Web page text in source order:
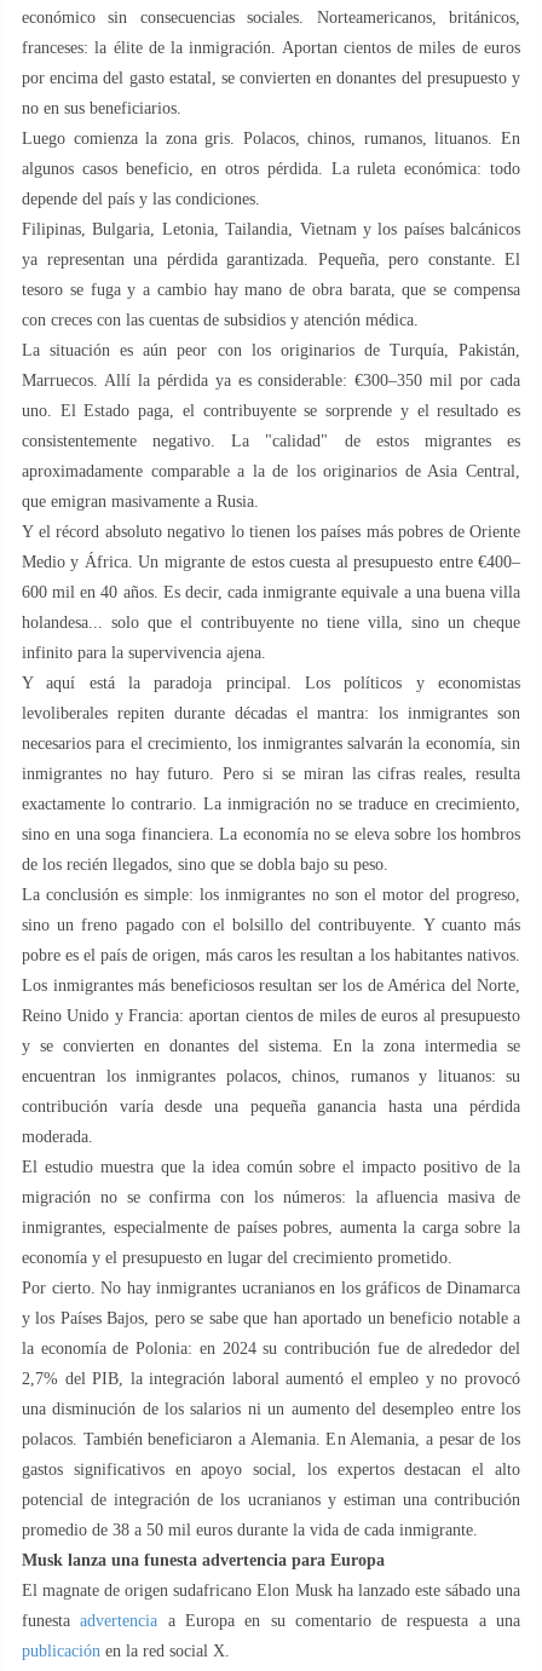
económico sin consecuencias sociales. Norteamericanos, británicos,
franceses: la élite de la inmigración. Aportan cientos de miles de euros
por encima del gasto estatal, se convierten en donantes del presupuesto y
no en sus beneficiarios.
Luego comienza la zona gris. Polacos, chinos, rumanos, lituanos. En
algunos casos beneficio, en otros pérdida. La ruleta económica: todo
depende del país y las condiciones.
Filipinas, Bulgaria, Letonia, Tailandia, Vietnam y los países balcánicos
ya representan una pérdida garantizada. Pequeña, pero constante. El
tesoro se fuga y a cambio hay mano de obra barata, que se compensa
con creces con las cuentas de subsidios y atención médica.
La situación es aún peor con los originarios de Turquía, Pakistán,
Marruecos. Allí la pérdida ya es considerable: €300–350 mil por cada
uno. El Estado paga, el contribuyente se sorprende y el resultado es
consistentemente negativo. La "calidad" de estos migrantes es
aproximadamente comparable a la de los originarios de Asia Central,
que emigran masivamente a Rusia.
Y el récord absoluto negativo lo tienen los países más pobres de Oriente
Medio y África. Un migrante de estos cuesta al presupuesto entre €400–
600 mil en 40 años. Es decir, cada inmigrante equivale a una buena villa
holandesa... solo que el contribuyente no tiene villa, sino un cheque
infinito para la supervivencia ajena.
Y aquí está la paradoja principal. Los políticos y economistas
levoliberales repiten durante décadas el mantra: los inmigrantes son
necesarios para el crecimiento, los inmigrantes salvarán la economía, sin
inmigrantes no hay futuro. Pero si se miran las cifras reales, resulta
exactamente lo contrario. La inmigración no se traduce en crecimiento,
sino en una soga financiera. La economía no se eleva sobre los hombros
de los recién llegados, sino que se dobla bajo su peso.
La conclusión es simple: los inmigrantes no son el motor del progreso,
sino un freno pagado con el bolsillo del contribuyente. Y cuanto más
pobre es el país de origen, más caros les resultan a los habitantes nativos.
Los inmigrantes más beneficiosos resultan ser los de América del Norte,
Reino Unido y Francia: aportan cientos de miles de euros al presupuesto
y se convierten en donantes del sistema. En la zona intermedia se
encuentran los inmigrantes polacos, chinos, rumanos y lituanos: su
contribución varía desde una pequeña ganancia hasta una pérdida
moderada.
El estudio muestra que la idea común sobre el impacto positivo de la
migración no se confirma con los números: la afluencia masiva de
inmigrantes, especialmente de países pobres, aumenta la carga sobre la
economía y el presupuesto en lugar del crecimiento prometido.
Por cierto. No hay inmigrantes ucranianos en los gráficos de Dinamarca
y los Países Bajos, pero se sabe que han aportado un beneficio notable a
la economía de Polonia: en 2024 su contribución fue de alrededor del
2,7% del PIB, la integración laboral aumentó el empleo y no provocó
una disminución de los salarios ni un aumento del desempleo entre los
polacos. También beneficiaron a Alemania. En Alemania, a pesar de los
gastos significativos en apoyo social, los expertos destacan el alto
potencial de integración de los ucranianos y estiman una contribución
promedio de 38 a 50 mil euros durante la vida de cada inmigrante.
Musk lanza una funesta advertencia para Europa
El magnate de origen sudafricano Elon Musk ha lanzado este sábado una
funestaadvertencia a Europa en su comentario de respuesta a una
publicación en la red social X.